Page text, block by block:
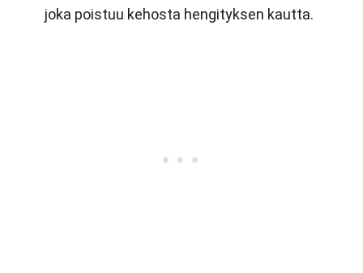
joka poistuu kehosta hengityksen kautta.